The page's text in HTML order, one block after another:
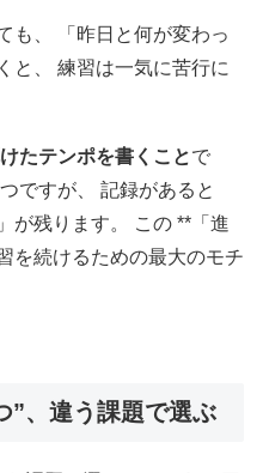
も、 「昨日と何が変わっ
と、 練習は一気に苦行に
たテンポを書くことで
ですが、 記録があると
が残ります。 この **「進
を続けるための最大のモチ
、違う課題で選ぶ